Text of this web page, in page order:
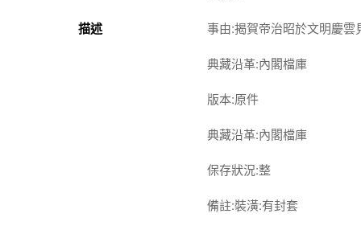
描述 事由:揭賀帝治昭於文明慶雲
典藏沿革:內閣檔庫
版本:原件
典藏沿革:內閣檔庫
保存狀況:整
備註:裝潢:有封套